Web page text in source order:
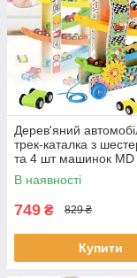
Дерев'яний
трек-каталка з
та 4 шт машинок MD
Кольорова
В наявності
749 ₴ 829 ₴
Купити